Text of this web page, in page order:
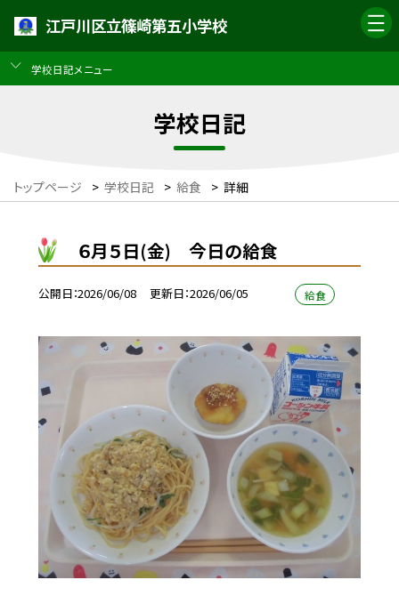
江戸川区立篠崎第五小学校
学校日記メニュー
学校日記
トップページ > 学校日記 > 給食 > 詳細
６月５日(金) 今日の給食
公開日 2026/06/08 更新日 2026/06/05 給食